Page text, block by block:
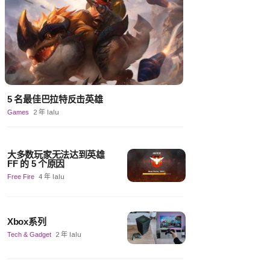
5 名最佳巴拉特反击英雄
Games 2 年 lalu
大多数玩家无法达到英雄
FF 的 5 个原因
Free Fire 4 年 lalu
Xbox系列
Tech & Gadget 2 年 lalu